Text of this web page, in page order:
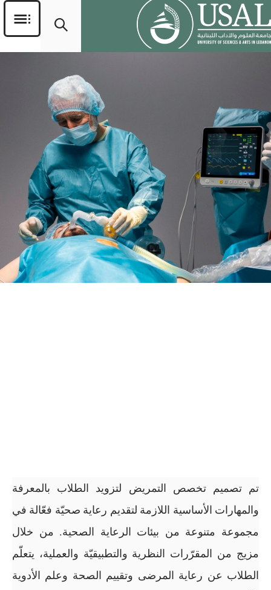
تم تصميم تخصص التمريض لتزويد الطلاب بالمعرفة
والمهارات الأساسية اللازمة لتقديم رعاية صحيّة فعّالة في
مجموعة متنوعة من بيئات الرعاية الصحية. من خلال
مزيج من المقرّرات النظرية والتطبيقيّة والعملية، يتعلّم
الطلاب عن رعاية المرضى وتقييم الصحة وعلم الأدوية